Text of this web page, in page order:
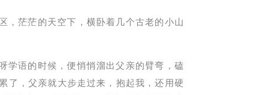
，茫茫的天空下，横卧着几个古老的小山
学语的时候，便悄悄溜出父亲的臂弯，磕
了，父亲就大步走过来，抱起我，还用硬